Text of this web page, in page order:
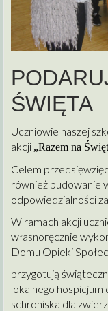
ŚWIĘTA
Uczniowie naszej
akcji „Razem na
Celem
również budowanie
odpowiedzialności
W ramach akcji
własnoręcznie
Domu Opieki
przygotują
lokalnego hospicjum
schroniska dla